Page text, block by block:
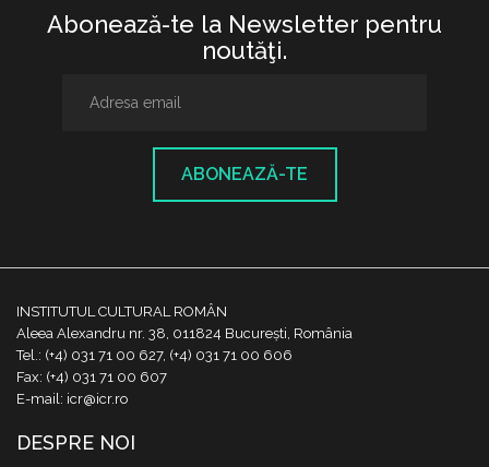
Abonează-te la Newsletter pentru
noutăţi.
ABONEAZĂ-TE
INSTITUTUL CULTURAL ROMÂN
Aleea Alexandru nr. 38, 011824 București, România
Tel.: (+4) 031 71 00 627, (+4) 031 71 00 606
Fax: (+4) 031 71 00 607
E-mail: icr@icr.ro
DESPRE NOI